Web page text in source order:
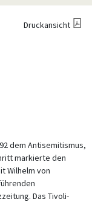
Druckansicht
dem Antisemitismus,
markierte den
Wilhelm von
Das Tivoli-